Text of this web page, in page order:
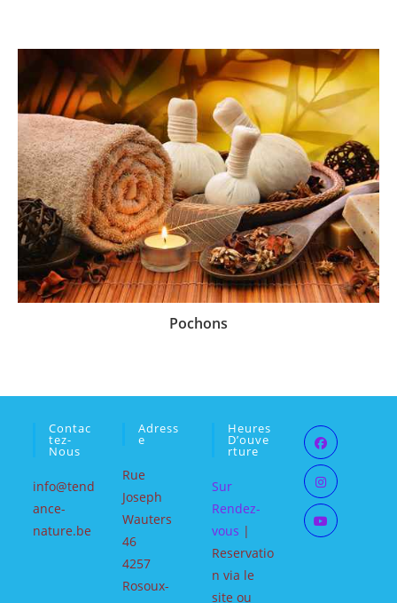
Pochons
Contac
Tez-
Nous
info@tend
ance-
nature.be
Adress
E
Rue
Joseph
Wauters
46
4257
Rosoux-
Heures
D’ouve
Rture
Sur
Rendez-
vous |
Reservatio
n via le
site ou